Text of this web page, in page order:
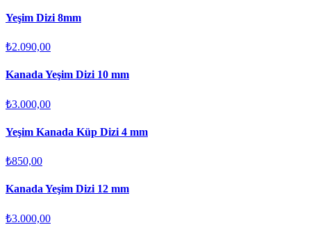
Yeşim Dizi 8mm
₺2.090,00
Kanada Yeşim Dizi 10 mm
₺3.000,00
Yeşim Kanada Küp Dizi 4 mm
₺850,00
Kanada Yeşim Dizi 12 mm
₺3.000,00